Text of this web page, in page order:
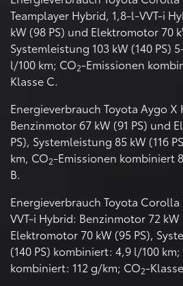
Teamplayer Hybrid, 1,8-l-VVT-i
kW (98 PS) und Elektromotor 70
Systemleistung 103 kW (140 PS)
l/100 km; CO2-Emissionen
Klasse C.
Energieverbrauch Toyota Aygo
Benzinmotor 67 kW (91 PS) und
PS), Systemleistung 85 kW (116
km, CO2-Emissionen kombiniert
B.
Energieverbrauch Toyota
VVT-i Hybrid: Benzinmotor 72 kW
Elektromotor 70 kW (95 PS),
(140 PS) kombiniert: 4,9 l/100 km;
kombiniert: 112 g/km; CO2-